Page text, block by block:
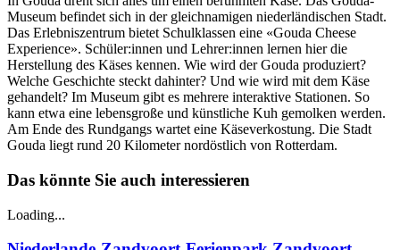
Museum befindet sich in der gleichnamigen niederländischen Stadt.
Das Erlebniszentrum bietet Schulklassen eine «Gouda Cheese
Experience». Schüler:innen und Lehrer:innen lernen hier die
Herstellung des Käses kennen. Wie wird der Gouda produziert?
Welche Geschichte steckt dahinter? Und wie wird mit dem Käse
gehandelt? Im Museum gibt es mehrere interaktive Stationen. So
kann etwa eine lebensgroße und künstliche Kuh gemolken werden.
Am Ende des Rundgangs wartet eine Käseverkostung. Die Stadt
Gouda liegt rund 20 Kilometer nordöstlich von Rotterdam.
Das könnte Sie auch interessieren
Loading...